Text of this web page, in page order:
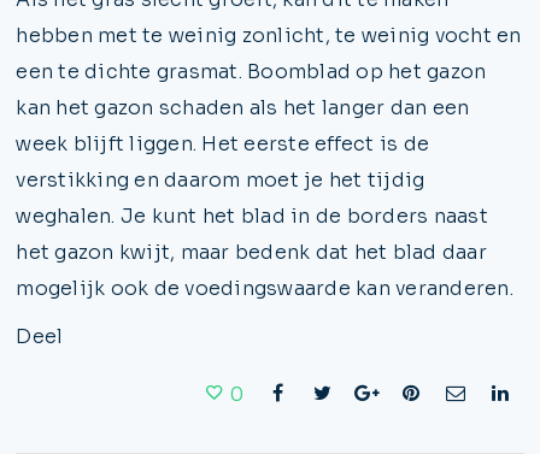
hebben met te weinig zonlicht, te weinig vocht en
een te dichte grasmat. Boomblad op het gazon
kan het gazon schaden als het langer dan een
week blijft liggen. Het eerste effect is de
verstikking en daarom moet je het tijdig
weghalen. Je kunt het blad in de borders naast
het gazon kwijt, maar bedenk dat het blad daar
mogelijk ook de voedingswaarde kan veranderen.
Deel
0